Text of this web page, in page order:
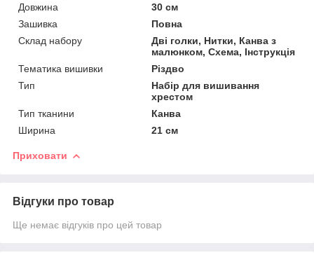
Довжина
30 см
Зашивка
Повна
Склад набору
Дві голки, Нитки, Канва з
малюнком, Схема, Інструкція
Тематика вишивки
Різдво
Тип
Набір для вишивання
хрестом
Тип тканини
Канва
Ширина
21 см
Приховати
Відгуки про товар
Ще немає відгуків про цей товар